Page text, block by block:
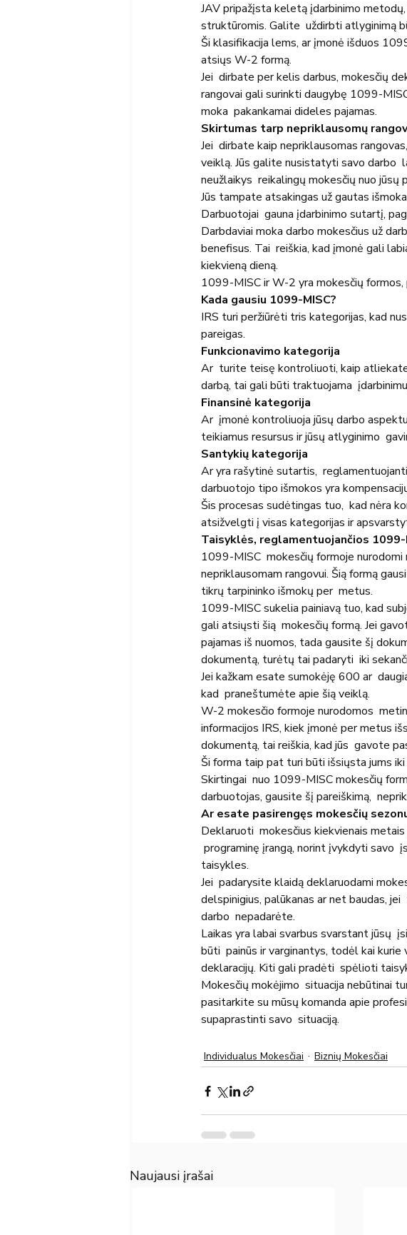
JAV pripažįsta keletą įdarbinimo
struktūromis. Galite  uždirbti atlyginimą
Ši klasifikacija lems, ar įmonė išduos
atsiųs W-2 formą.
Jei  dirbate per kelis darbus, mokesčių
rangovai gali surinkti daugybę 1099-
moka  pakankamai dideles pajamas.
Skirtumas tarp nepriklausomų
Jei  dirbate kaip nepriklausomas
veiklą. Jūs galite nusistatyti savo darbo
neužlaikys  reikalingų mokesčių nuo jūsų
Jūs tampate atsakingas už gautas
Darbuotojai  gauna įdarbinimo sutartį,
Darbdaviai moka darbo mokesčius už
benefisus. Tai  reiškia, kad įmonė gali
kiekvieną dieną.
1099-MISC ir W-2 yra mokesčių
Kada gausiu 1099-MISC?
IRS turi peržiūrėti tris kategorijas, kad
pareigas.
Funkcionavimo kategorija
Ar  turite teisę kontroliuoti, kaip
darbą, tai gali būti traktuojama
Finansinė kategorija
Ar  įmonė kontroliuoja jūsų darbo
teikiamus resursus ir jūsų atlyginimo
Santykių kategorija
Ar yra rašytinė sutartis,
darbuotojo tipo išmokos yra
Šis procesas sudėtingas tuo,  kad nėra
atsižvelgti į visas kategorijas ir
Taisyklės, reglamentuojančios
1099-MISC  mokesčių formoje
nepriklausomam rangovui. Šią formą
tikrų tarpininko išmokų per  metus.
1099-MISC sukelia painiavą tuo, kad
gali atsiųsti šią  mokesčių formą. Jei
pajamas iš nuomos, tada gausite šį
dokumentą, turėtų tai padaryti  iki
Jei kažkam esate sumokėję 600 ar
kad  praneštumėte apie šią veiklą.
W-2 mokesčio formoje nurodomos
informacijos IRS, kiek įmonė per metus
dokumentą, tai reiškia, kad jūs  gavote
Ši forma taip pat turi būti išsiųsta jums
Skirtingai  nuo 1099-MISC mokesčių
darbuotojas, gausite šį pareiškimą,
Ar esate pasirengęs mokesčių
Deklaruoti  mokesčius kiekvienais
programinę įrangą, norint įvykdyti savo
taisykles.
Jei  padarysite klaidą deklaruodami
delspinigius, palūkanas ar net baudas,
darbo  nepadarėte.
Laikas yra labai svarbus svarstant jūsų
būti  painūs ir varginantys, todėl kai
deklaracijų. Kiti gali pradėti  spėlioti
Mokesčių mokėjimo  situacija nebūtinai
pasitarkite su mūsų komanda apie
supaprastinti savo  situaciją.
Individualus Mokesčiai Biznių Mokesčiai
Naujausi įrašai